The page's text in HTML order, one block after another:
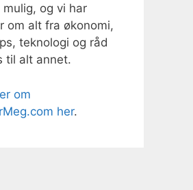
mulig, og vi har
om alt fra økonomi,
teknologi og råd
til alt annet.
om
her.